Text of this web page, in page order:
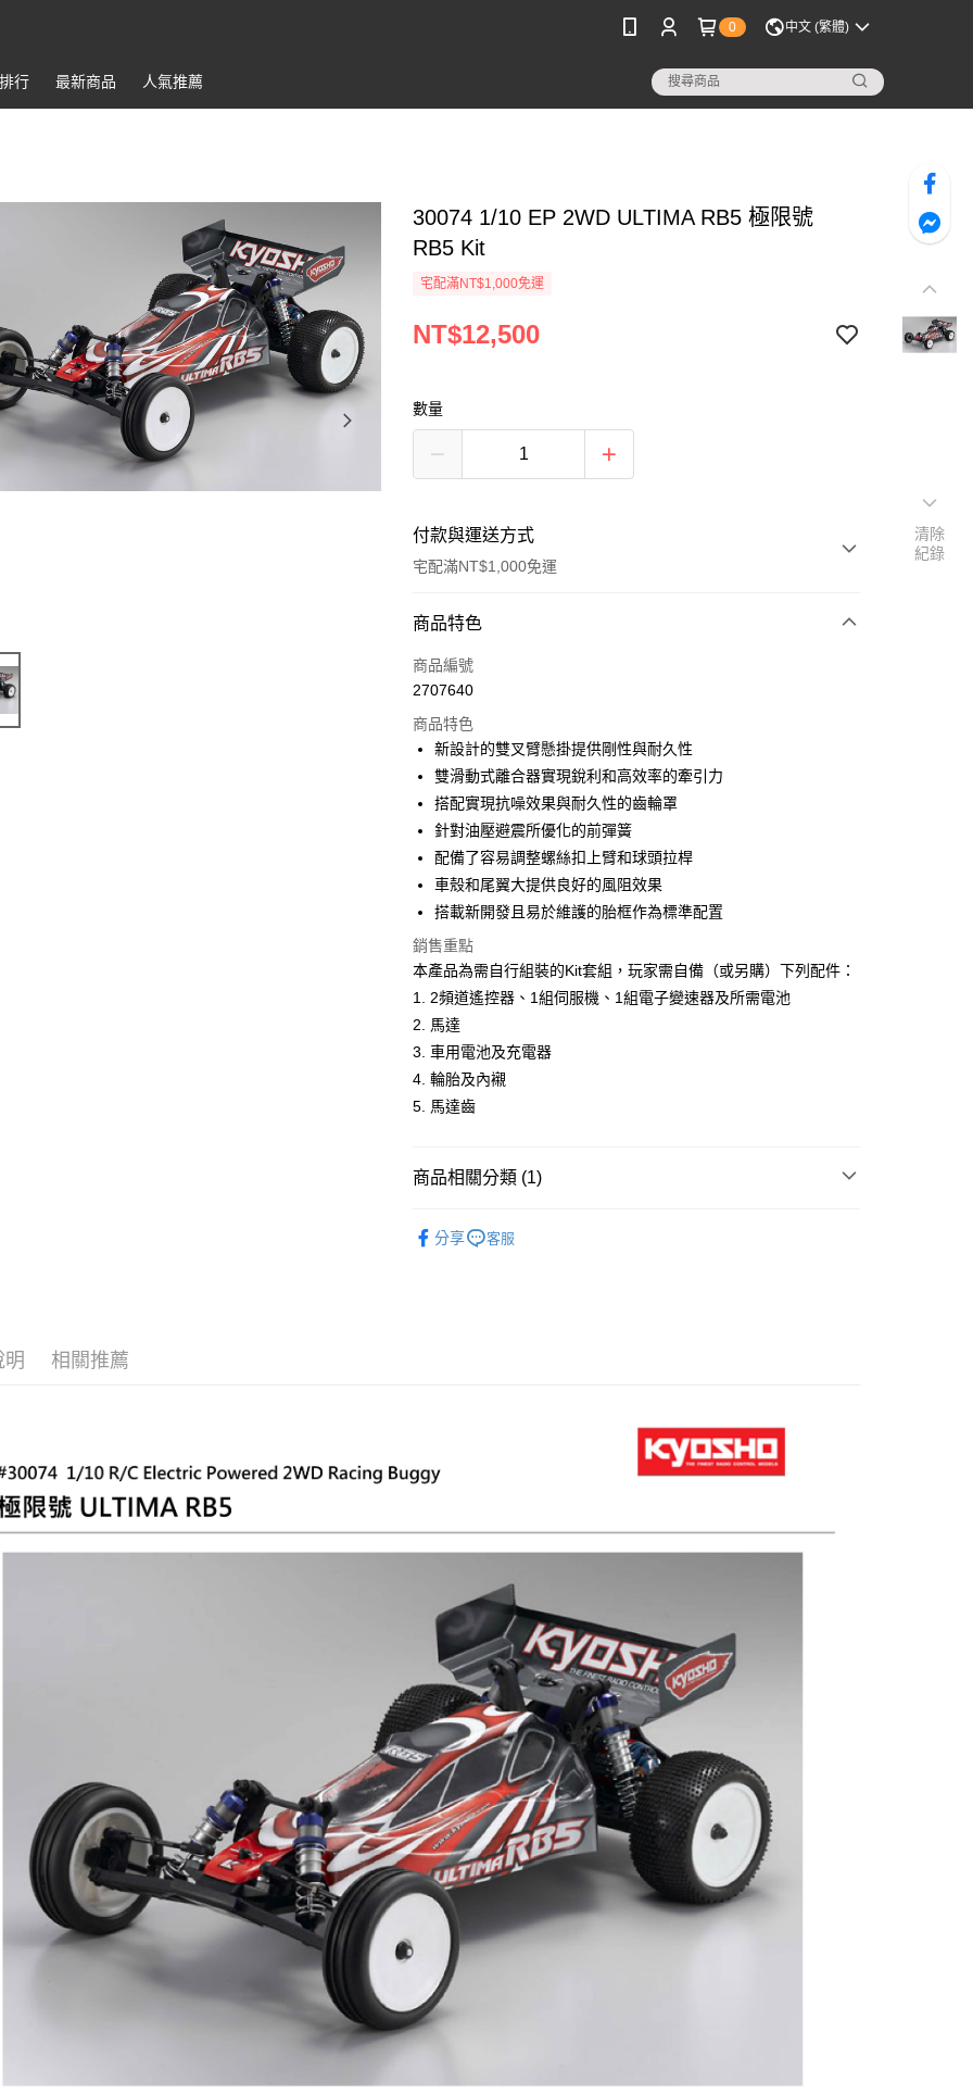
0 中文 (繁體)
行 最新商品 人氣推薦
30074 1/10 EP 2WD ULTIMA RB5 極限號
RB5 Kit
宅配滿NT$1,000免運
NT$12,500
數量
付款與運送方式
宅配滿NT$1,000免運
付款方式
信用卡一次付款
3 期 0 利率 每期NT$4,166
合作金庫商業銀行
第一商業銀行
華南商業銀行
彰化商業銀行
國泰世華商業銀行
臺灣中小企業銀行
台中商業銀行
匯豐（台灣）商業銀行
華泰商業銀行
聯邦商業銀行
遠東國際商業銀行
玉山商業銀行
台新國際商業銀行
中國信託商業銀行
台灣樂天信用卡公司
6 期 0 利率 每期NT$2,083
合作金庫商業銀行
第一商業銀行
華南商業銀行
上海商業儲蓄銀行
台北富邦商業銀行
臺灣中小企業銀行
台中商業銀行
匯豐（台灣）商業銀行
華泰商業銀行
聯邦商業銀行
元大商業銀行
永豐商業銀行
台新國際商業銀行
中國信託商業銀行
台灣樂天信用卡公司
LINE Pay
Apple Pay
街口支付
Google Pay
全盈+PAY
ATM付款
每筆NT$30，滿NT$1,000(含以上)免運費
新竹物流
商品特色
商品編號
2707640
商品特色
新設計的雙叉臂懸掛提供剛性與耐久性
雙滑動式離合器實現銳利和高效率的牽引力
搭配實現抗噪效果與耐久性的齒輪罩
針對油壓避震所優化的前彈簧
配備了容易調整螺絲扣上臂和球頭拉桿
車殼和尾翼大提供良好的風阻效果
搭載新開發且易於維護的胎框作為標準配置
銷售重點
本產品為需自行組裝的Kit套組，玩家需自備（或另購）下列配件：
1. 2頻道遙控器、1組伺服機、1組電子變速器及所需電池
2. 馬達
3. 車用電池及充電器
4. 輪胎及內襯
5. 馬達齒
商品相關分類 (1)
分享
客服
明 相關推薦
清除
紀錄